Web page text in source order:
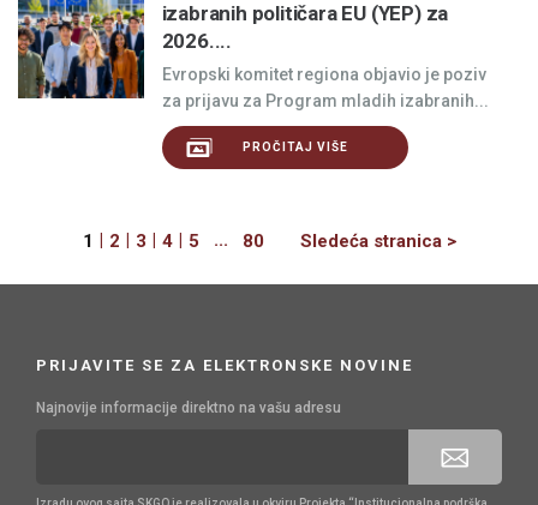
izabranih političara EU (YEP) za
2026....
Evropski komitet regiona objavio je poziv
za prijavu za Program mladih izabranih...
PROČITAJ VIŠE
1 | 2 | 3 | 4 | 5 ... 80 Sledeća stranica >Next
PRIJAVITE SE ZA ELEKTRONSKE NOVINE
Najnovije informacije direktno na vašu adresu